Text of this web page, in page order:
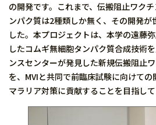
の開発です。これまで、伝搬阻止ワク
ンパク質は2種類しか無く、その開発
した。本プロジェクトは、本学の遠藤
したコムギ無細胞タンパク質合成技術
ンスセンターが発見した新規伝搬阻止
を、MVIと共同で前臨床試験に向けての
マラリア対策に貢献することを目指して